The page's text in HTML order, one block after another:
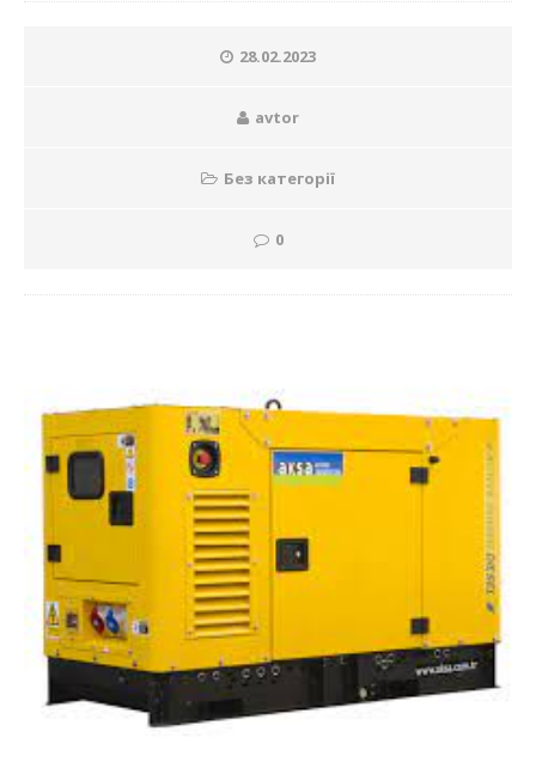
28.02.2023
avtor
Без категорії
0